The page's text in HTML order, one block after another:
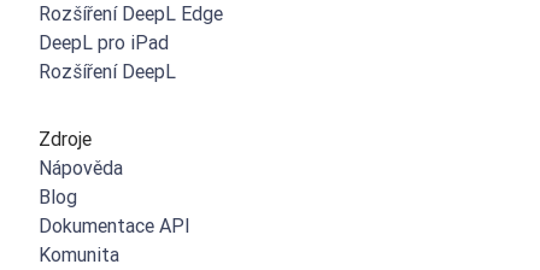
Rozšíření DeepL Edge
DeepL pro iPad
Rozšíření DeepL
Zdroje
Nápověda
Blog
Dokumentace API
Komunita